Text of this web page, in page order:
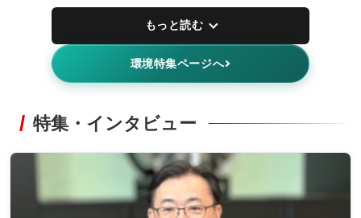
もっと読む
環境特集ページへ
特集・インタビュー